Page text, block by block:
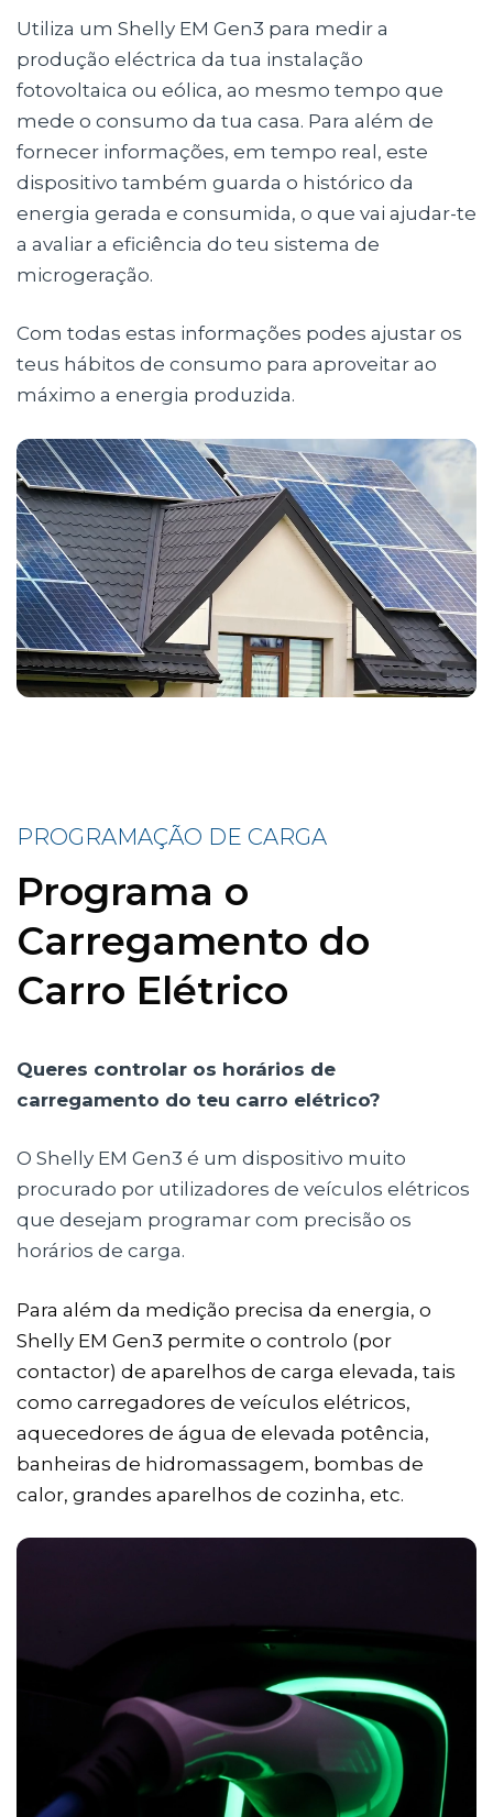
Utiliza um Shelly EM Gen3 para medir a
produção eléctrica da tua instalação
fotovoltaica ou eólica, ao mesmo tempo que
mede o consumo da tua casa. Para além de
fornecer informações, em tempo real, este
dispositivo também guarda o histórico da
energia gerada e consumida, o que vai ajudar-te
a avaliar a eficiência do teu sistema de
microgeração.
Com todas estas informações podes ajustar os
teus hábitos de consumo para aproveitar ao
máximo a energia produzida.
PROGRAMAÇÃO DE CARGA
Programa o
Carregamento do
Carro Elétrico
Queres controlar os horários de
carregamento do teu carro elétrico?
O Shelly EM Gen3 é um dispositivo muito
procurado por utilizadores de veículos elétricos
que desejam programar com precisão os
horários de carga.
Para além da medição precisa da energia, o
Shelly EM Gen3 permite o controlo (por
contactor) de aparelhos de carga elevada, tais
como carregadores de veículos elétricos,
aquecedores de água de elevada potência,
banheiras de hidromassagem, bombas de
calor, grandes aparelhos de cozinha, etc.